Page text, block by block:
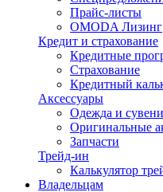
Прайс-листы
OMODA Лизинг
Кредит и страхование
Кредитные
Страхование
Кредитный
Аксессуары
Одежда и
Оригинальные
Запчасти
Трейд-ин
Калькулятор
Владельцам